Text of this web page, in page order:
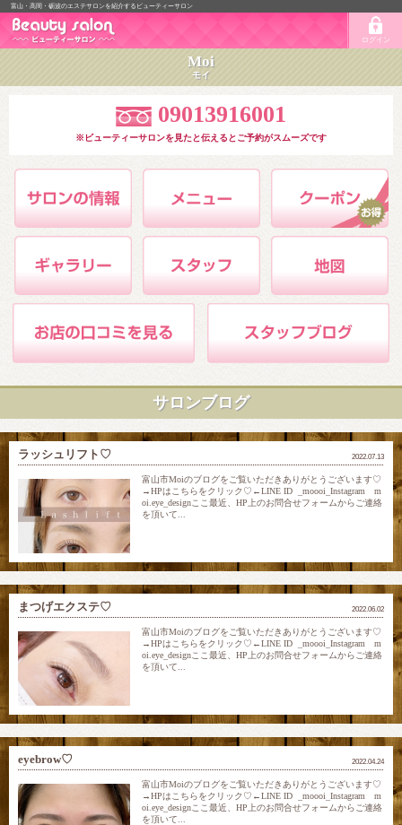
富山・高岡・砺波のエステサロンを紹介するビューティーサロン
ログイン
Moi
モイ
09013916001
※ビューティーサロンを見たと伝えるとご予約がスムーズです
サロンブログ
2022.07.13
ラッシュリフト♡
富山市Moiのブログをご覧いただきありがとうございます♡
→HPはこちらをクリック♡←LINE ID _moooi_Instagram m
oi.eye_designここ最近、HP上のお問合せフォームからご連絡
を頂いて...
2022.06.02
まつげエクステ♡
富山市Moiのブログをご覧いただきありがとうございます♡
→HPはこちらをクリック♡←LINE ID _moooi_Instagram m
oi.eye_designここ最近、HP上のお問合せフォームからご連絡
を頂いて...
2022.04.24
eyebrow♡
富山市Moiのブログをご覧いただきありがとうございます♡
→HPはこちらをクリック♡←LINE ID _moooi_Instagram m
oi.eye_designここ最近、HP上のお問合せフォームからご連絡
を頂いて...